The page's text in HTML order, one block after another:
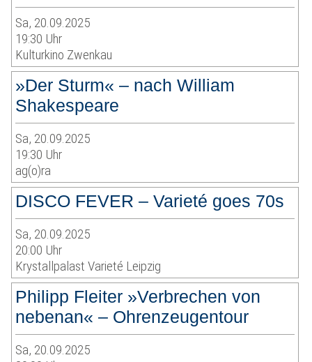
Sa, 20.09.2025
19:30 Uhr
Kulturkino Zwenkau
»Der Sturm« – nach William
Shakespeare
Sa, 20.09.2025
19:30 Uhr
ag(o)ra
DISCO FEVER – Varieté goes 70s
Sa, 20.09.2025
20:00 Uhr
Krystallpalast Varieté Leipzig
Philipp Fleiter »Verbrechen von
nebenan« – Ohrenzeugentour
Sa, 20.09.2025